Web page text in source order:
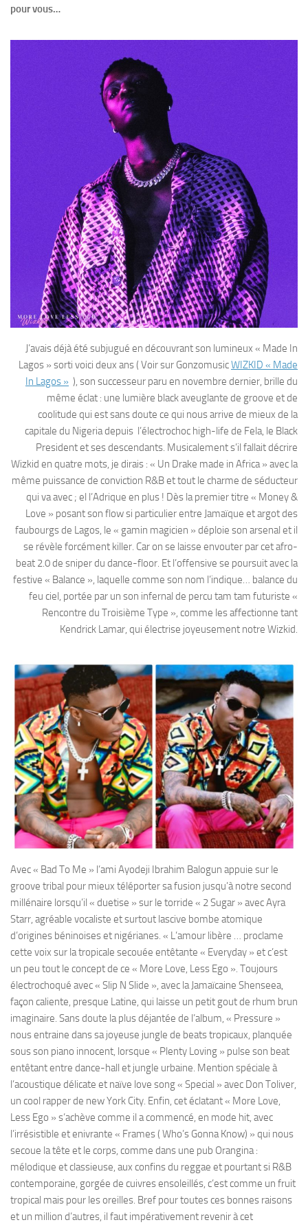
pour vous…
J’avais déjà été subjugué en découvrant son lumineux « Made In
Lagos » sorti voici deux ans ( Voir sur GonzomusicWIZKID « Made
In Lagos » ), son successeur paru en novembre dernier, brille du
même éclat : une lumière black aveuglante de groove et de
coolitude qui est sans doute ce qui nous arrive de mieux de la
capitale du Nigeria depuis l’électrochoc high-life de Fela, le Black
President et ses descendants. Musicalement s’il fallait décrire
Wizkid en quatre mots, je dirais : « Un Drake made in Africa » avec la
même puissance de conviction R&B et tout le charme de séducteur
qui va avec ; el l’Adrique en plus ! Dès la premier titre « Money &
Love » posant son flow si particulier entre Jamaïque et argot des
faubourgs de Lagos, le « gamin magicien » déploie son arsenal et il
se révèle forcément killer. Car on se laisse envouter par cet afro-
beat 2.0 de sniper du dance-floor. Et l’offensive se poursuit avec la
festive « Balance », laquelle comme son nom l’indique… balance du
feu ciel, portée par un son infernal de percu tam tam futuriste «
Rencontre du Troisième Type », comme les affectionne tant
Kendrick Lamar, qui électrise joyeusement notre Wizkid.
Avec « Bad To Me » l’ami Ayodeji Ibrahim Balogun appuie sur le
groove tribal pour mieux téléporter sa fusion jusqu’à notre second
millénaire lorsqu’il « duetise » sur le torride « 2 Sugar » avec Ayra
Starr, agréable vocaliste et surtout lascive bombe atomique
d’origines béninoises et nigérianes. « L’amour libère … proclame
cette voix sur la tropicale secouée entêtante « Everyday » et c’est
un peu tout le concept de ce « More Love, Less Ego ». Toujours
électrochoqué avec « Slip N Slide », avec la Jamaïcaine Shenseea,
façon caliente, presque Latine, qui laisse un petit gout de rhum brun
imaginaire. Sans doute la plus déjantée de l’album, « Pressure »
nous entraine dans sa joyeuse jungle de beats tropicaux, planquée
sous son piano innocent, lorsque « Plenty Loving » pulse son beat
entêtant entre dance-hall et jungle urbaine. Mention spéciale à
l’acoustique délicate et naïve love song « Special » avec Don Toliver,
un cool rapper de new York City. Enfin, cet éclatant « More Love,
Less Ego » s’achève comme il a commencé, en mode hit, avec
l’irrésistible et enivrante « Frames ( Who’s Gonna Know) » qui nous
secoue la tête et le corps, comme dans une pub Orangina :
mélodique et classieuse, aux confins du reggae et pourtant si R&B
contemporaine, gorgée de cuivres ensoleillés, c’est comme un fruit
tropical mais pour les oreilles. Bref pour toutes ces bonnes raisons
et un million d’autres, il faut impérativement revenir à cet